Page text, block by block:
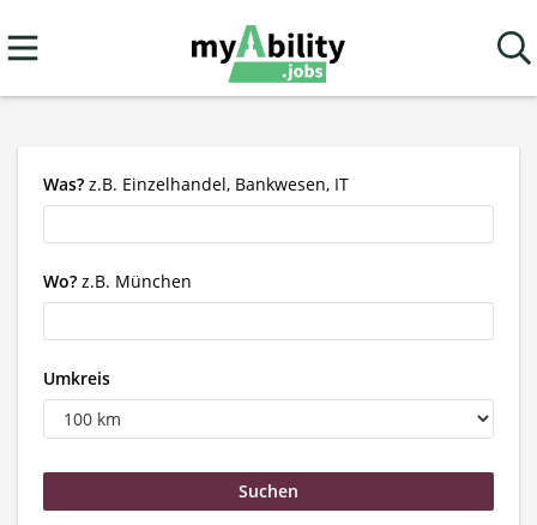
Was? z.B. Einzelhandel, Bankwesen, IT
Wo? z.B. München
Umkreis